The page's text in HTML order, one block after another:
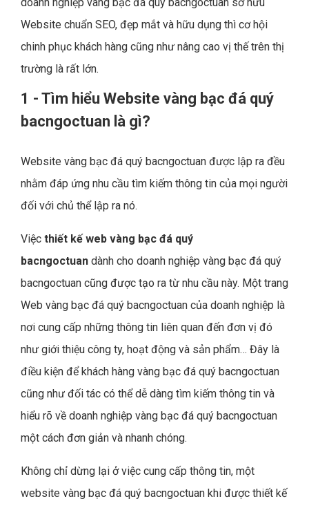
doanh nghiệp vàng bạc đá quý bacngoctuan sở hữu
Website chuẩn SEO, đẹp mắt và hữu dụng thì cơ hội
chinh phục khách hàng cũng như nâng cao vị thế trên thị
trường là rất lớn.
1 - Tìm hiểu Website vàng bạc đá quý
bacngoctuan là gì?
Website vàng bạc đá quý bacngoctuan được lập ra đều
nhằm đáp ứng nhu cầu tìm kiếm thông tin của mọi người
đối với chủ thể lập ra nó.
Việc thiết kế web vàng bạc đá quý
bacngoctuan dành cho doanh nghiệp vàng bạc đá quý
bacngoctuan cũng được tạo ra từ nhu cầu này. Một trang
Web vàng bạc đá quý bacngoctuan của doanh nghiệp là
nơi cung cấp những thông tin liên quan đến đơn vị đó
như giới thiệu công ty, hoạt động và sản phẩm… Đây là
điều kiện để khách hàng vàng bạc đá quý bacngoctuan
cũng như đối tác có thể dễ dàng tìm kiếm thông tin và
hiểu rõ về doanh nghiệp vàng bạc đá quý bacngoctuan
một cách đơn giản và nhanh chóng.
Không chỉ dừng lại ở việc cung cấp thông tin, một
website vàng bạc đá quý bacngoctuan khi được thiết kế